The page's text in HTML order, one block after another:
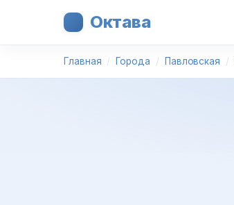
Октава
Главная Города Павловская